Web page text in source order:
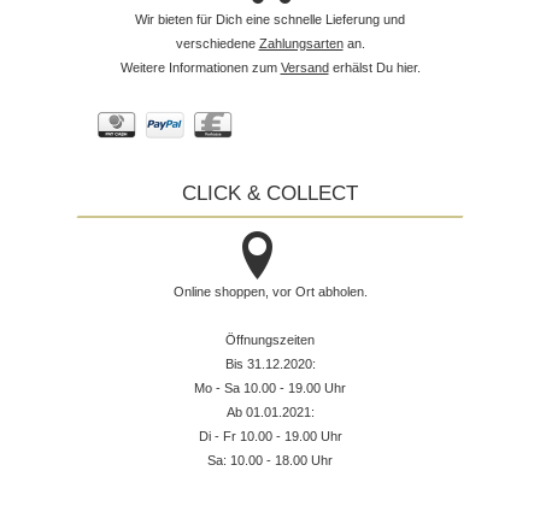
Wir bieten für Dich eine schnelle Lieferung und
verschiedene Zahlungsartenan.
Weitere Informationen zum Versanderhälst Du hier.
CLICK & COLLECT
Online shoppen, vor Ort abholen.
Öffnungszeiten
Bis 31.12.2020:
Mo - Sa 10.00 - 19.00 Uhr
Ab 01.01.2021:
Di - Fr 10.00 - 19.00 Uhr
Sa: 10.00 - 18.00 Uhr